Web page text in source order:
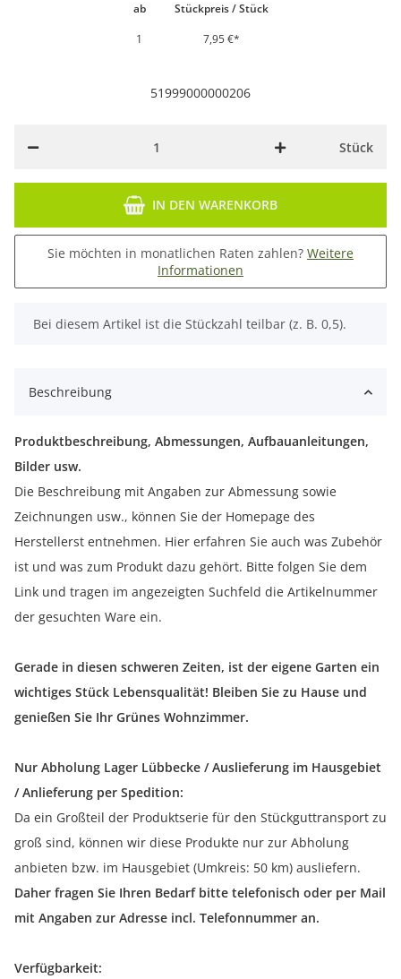
ab
Stückpreis / Stück
1
7,95 €*
51999000000206
Stück
IN DEN WARENKORB
Sie möchten in monatlichen Raten zahlen? Weitere
Informationen
x
Bei diesem Artikel ist die Stückzahl teilbar (z. B. 0,5).
Beschreibung
Produktbeschreibung, Abmessungen, Aufbauanleitungen,
Bilder usw.
Die Beschreibung mit Angaben zur Abmessung sowie
Zeichnungen usw., können Sie der Homepage des
Herstellerst entnehmen. Hier erfahren Sie auch was Zubehör
ist und was zum Produkt dazu gehört. Bitte folgen Sie dem
Link und tragen im angezeigten Suchfeld die Artikelnummer
der gesuchten Ware ein.
Gerade in diesen schweren Zeiten, ist der eigene Garten ein
wichtiges Stück Lebensqualität! Bleiben Sie zu Hause und
genießen Sie Ihr Grünes Wohnzimmer.
Nur Abholung Lager Lübbecke / Auslieferung im Hausgebiet
/ Anlieferung per Spedition:
Da ein Großteil der Produktserie für den Stückguttransport zu
groß sind, können wir diese Produkte nur zur Abholung
anbieten bzw. im Hausgebiet (Umkreis: 50 km) ausliefern.
Daher fragen Sie Ihren Bedarf bitte telefonisch oder per Mail
mit Angaben zur Adresse incl. Telefonnummer an.
Verfügbarkeit: